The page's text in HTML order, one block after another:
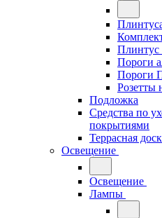
Плинтус
Пороги
Пороги
Розетты
Подложка
Средства по
покрытиями
Террасная
Освещение
Освещение
Лампы